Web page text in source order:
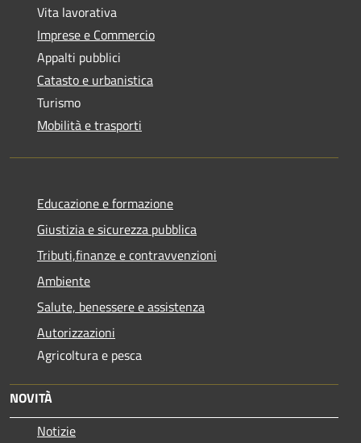
Vita lavorativa
Imprese e Commercio
Appalti pubblici
Catasto e urbanistica
Turismo
Mobilità e trasporti
Educazione e formazione
Giustizia e sicurezza pubblica
Tributi,finanze e contravvenzioni
Ambiente
Salute, benessere e assistenza
Autorizzazioni
Agricoltura e pesca
NOVITÀ
Notizie